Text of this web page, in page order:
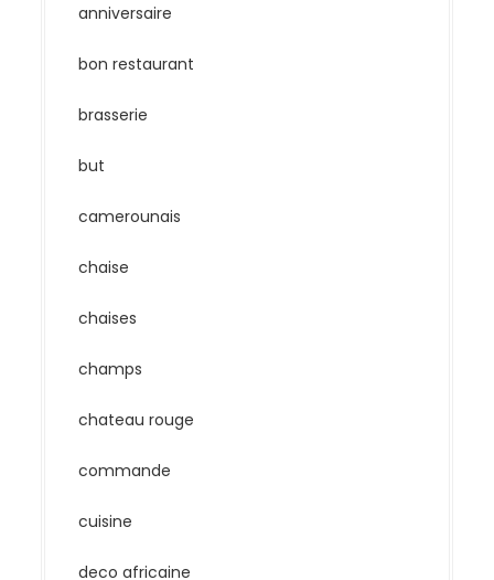
anniversaire
bon restaurant
brasserie
but
camerounais
chaise
chaises
champs
chateau rouge
commande
cuisine
deco africaine